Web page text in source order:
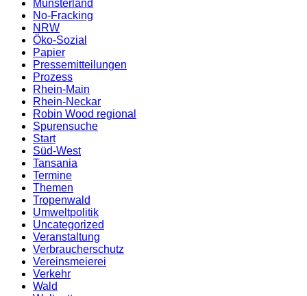
Münsterland
No-Fracking
NRW
Öko-Sozial
Papier
Pressemitteilungen
Prozess
Rhein-Main
Rhein-Neckar
Robin Wood regional
Spurensuche
Start
Süd-West
Tansania
Termine
Themen
Tropenwald
Umweltpolitik
Uncategorized
Veranstaltung
Verbraucherschutz
Vereinsmeierei
Verkehr
Wald